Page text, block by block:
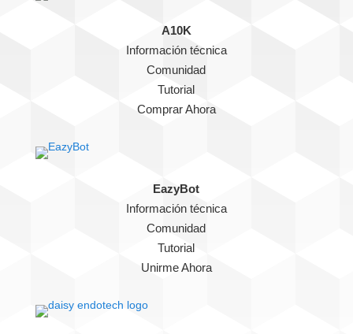
A10K
Información técnica
Comunidad
Tutorial
Comprar Ahora
EazyBot
Información técnica
Comunidad
Tutorial
Unirme Ahora